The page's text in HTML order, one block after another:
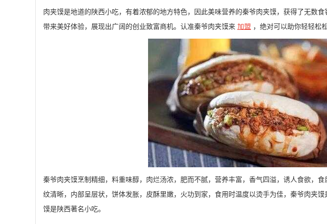
肉夹馍是地道的陕西小吃，有着浓郁的地方特色，因此美味营养的秦爷肉夹馍，获得了无数食
带来美好体验，展现出广阔的创业致富商机。认准秦爷肉夹馍来 加盟 ，绝对可以助你轻轻松
秦爷肉夹馍烹制精细，料重味醇，肉烂汤浓，肥而不腻，营养丰富，香气四溢，诱人食欲，
纹清晰，内部呈层状，饼体发胀，皮酥里嫩，火功到家，食用时温度以烫手为佳，秦爷肉夹
馍是陕西著名小吃。